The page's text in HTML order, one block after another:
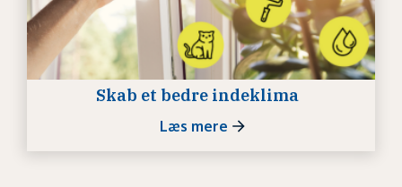
Skab et bedre indeklima
Læs mere